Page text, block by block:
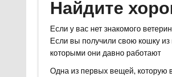
Найдите
Если у вас нет знакомого
Если вы получили свою кошку из
которыми они давно работают
Одна из первых вещей, которую